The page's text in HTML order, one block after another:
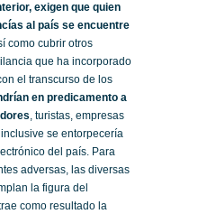
exigen que quien
al país se encuentre
como cubrir otros
que ha incorporado
el transcurso de los
en predicamento a
, turistas, empresas
se entorpecería
del país. Para
adversas, las diversas
la figura del
como resultado la